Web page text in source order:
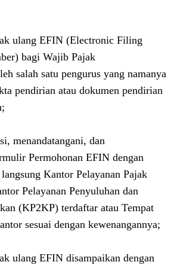
ulang EFIN (Electronic Filing
bagi Wajib Pajak
salah satu pengurus yang namanya
pendirian atau dokumen pendirian
menandatangani, dan
Permohonan EFIN dengan
Kantor Pelayanan Pajak
Pelayanan Penyuluhan dan
(KP2KP) terdaftar atau Tempat
sesuai dengan kewenangannya;
ulang EFIN disampaikan dengan